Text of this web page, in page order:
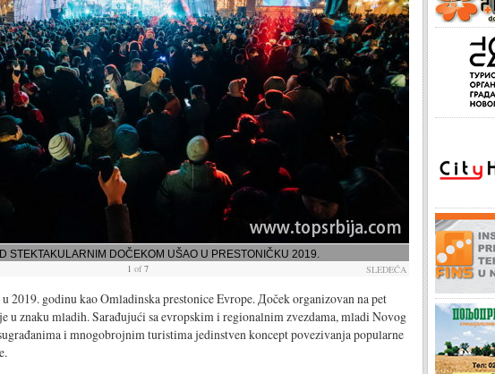
STEKTAKULARNIM DOČEKOM UŠAO U PRESTONIČKU 2019.
1 of7 SLEDEĆA
godinu kao Omladinska prestonice Evrope. Дoček organizovan na pet
u znaku mladih. Sarađujući sa evropskim i regionalnim zvezdama, mladi Novog
i mnogobrojnim turistima jedinstven koncept povezivanja popularne